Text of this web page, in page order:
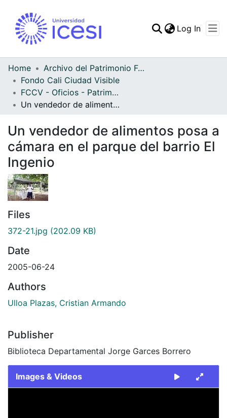
Log In
Home
Archivo del Patrimonio Fotográfico y Fílmico del Valle del Cauca
Fondo Cali Ciudad Visible
FCCV - Oficios - Patrimonial
Un vendedor de alimentos posa a cámara en el parque del barrio El Ingenio
Un vendedor de alimentos posa a
cámara en el parque del barrio El
Ingenio
Files
372-21.jpg (202.09 KB)
Date
2005-06-24
Authors
Ulloa Plazas, Cristian Armando
Publisher
Biblioteca Departamental Jorge Garces Borrero
Images & Videos